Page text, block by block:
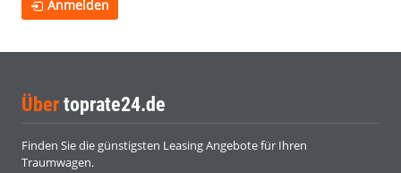
Anmelden
Über toprate24.de
Finden Sie die günstigsten Leasing Angebote für Ihren
Traumwagen.